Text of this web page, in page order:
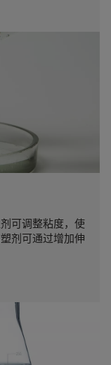
可调整粘度，使
剂可通过增加伸